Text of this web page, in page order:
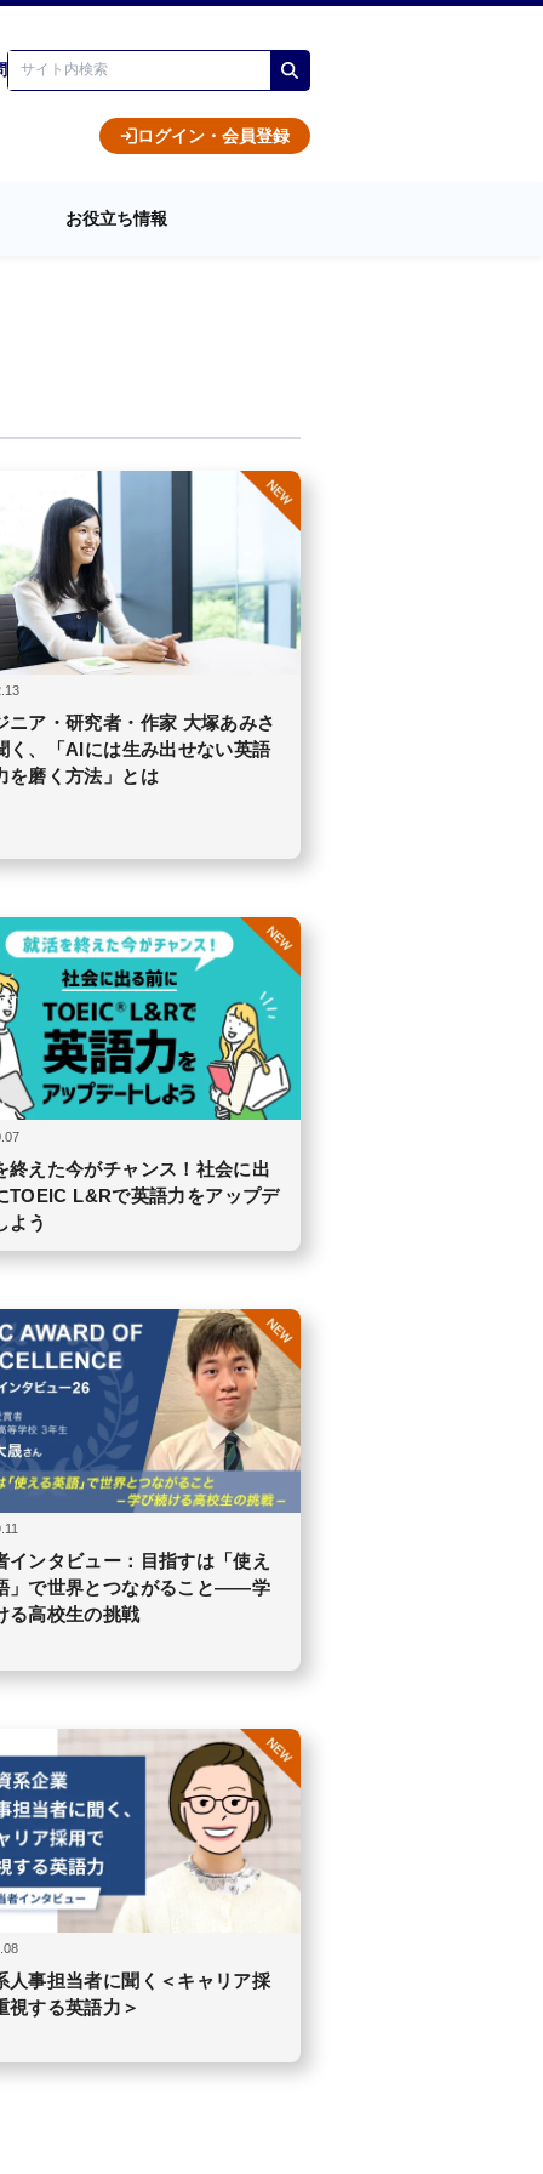
ログイン・会員登録
お役立ち情報
ニア・研究者・作家 大塚あみさ
く、「AIには生み出せない英語
を磨く方法」とは
終えた今がチャンス！社会に出
TOEIC L&Rで英語力をアップデ
よう
インタビュー：目指すは「使え
」で世界とつながること——学
る高校生の挑戦
人事担当者に聞く＜キャリア採
視する英語力＞